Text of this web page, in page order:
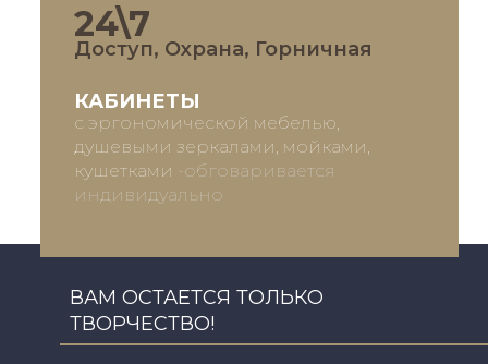
КАБИНЕТЫ
с эргономической мебелью,
душевыми зеркалами, мойками,
кушетками -обговаривается
индивидуально
Доступ, Охрана, Горничная
24\7
ВАМ ОСТАЕТСЯ ТОЛЬКО
ТВОРЧЕСТВО!